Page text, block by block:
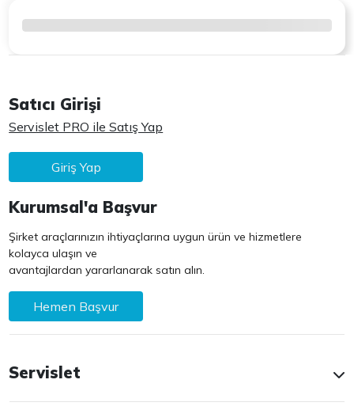
Satıcı Girişi
Servislet PRO ile Satış Yap
Giriş Yap
Kurumsal'a Başvur
Şirket araçlarınızın ihtiyaçlarına uygun ürün ve hizmetlere
kolayca ulaşın ve
avantajlardan yararlanarak satın alın.
Hemen Başvur
Servislet